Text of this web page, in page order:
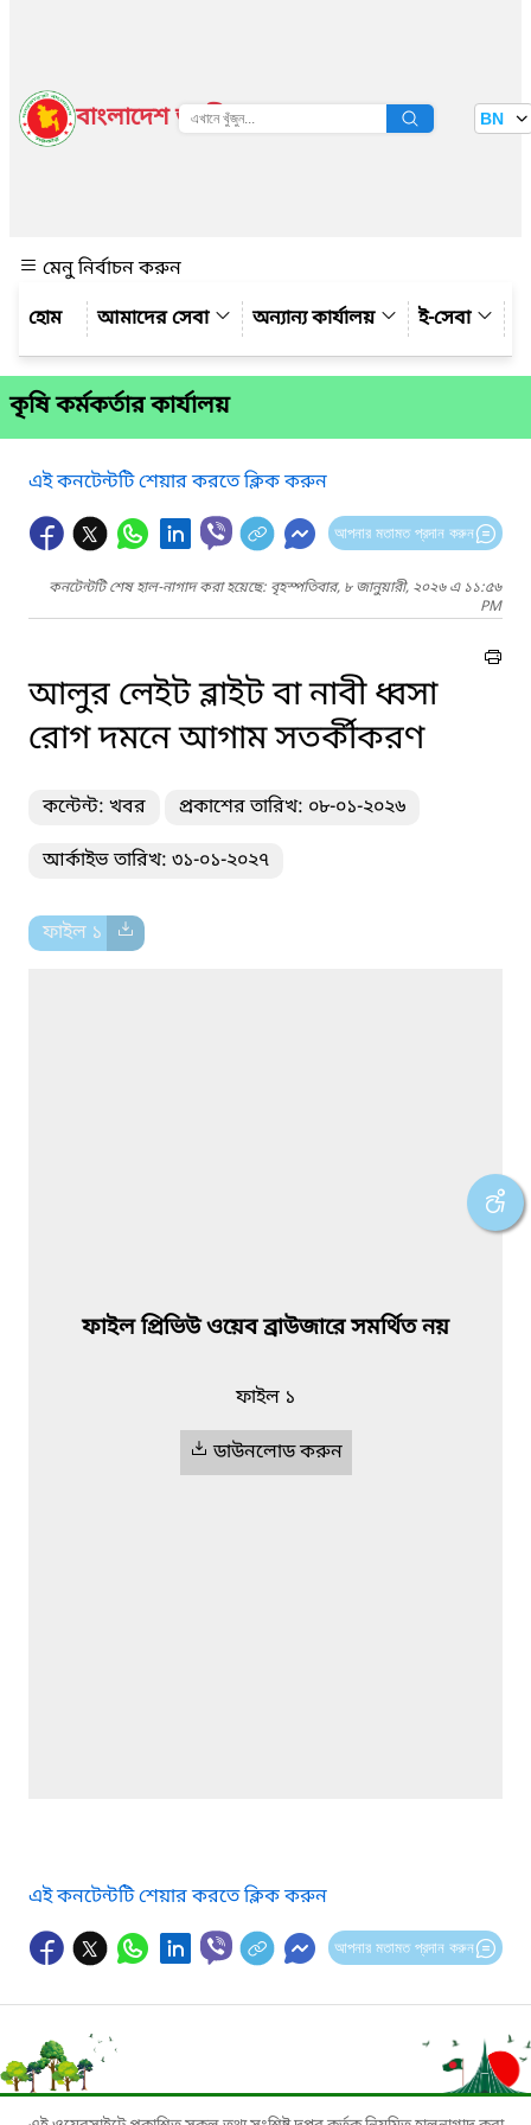
বাংলাদেশ জাতীয় তথ্য বাতায়ন BN
মেনু নির্বাচন করুন
আমাদের সেবা
অন্যান্য কার্যালয় ই-সেবা
কৃষি কর্মকর্তার কার্যালয়
এই কনটেন্টটি শেয়ার করতে ক্লিক করুন
আপনার মতামত প্রদান করুন
কনটেন্টটি শেষ হাল-নাগাদ করা হয়েছে: বৃহস্পতিবার, ৮ জানুয়ারী, ২০২৬ এ ১১:৫৬
PM
আলুর লেইট ব্লাইট বা নাবী ধ্বসা
রোগ দমনে আগাম সতর্কীকরণ
কন্টেন্ট: খবর প্রকাশের তারিখ: ০৮-০১-২০২৬
আর্কাইভ তারিখ: ৩১-০১-২০২৭
ফাইল ১
ফাইল প্রিভিউ ওয়েব ব্রাউজারে সমর্থিত নয়
ফাইল ১
ডাউনলোড করুন
এই কনটেন্টটি শেয়ার করতে ক্লিক করুন
আপনার মতামত প্রদান করুন